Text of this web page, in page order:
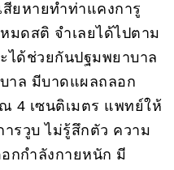
สียหายทำท่าแคงการู
มดสติ จำเลยได้ไปตาม
ได้ช่วยกันปฐมพยาบาล
าล มีบาดแผลถลอก
4 เซนติเมตร แพทย์ให้
ารวูบ ไม่รู้สึกตัว ความ
กกำลังกายหนัก มี